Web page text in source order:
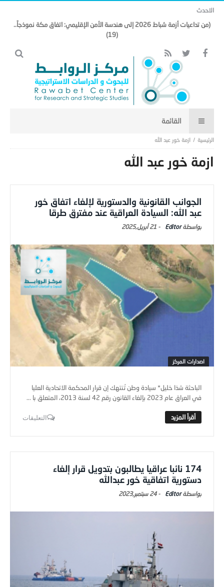
الاحدث
(من تداعيات أزمة شباط 2026 إلى هندسة الأمن الإقليمي: اتفاق مكة نموذجاً..
(19)
ازمة خور عبد الله
ازمة خور عبد الله
الجوانب القانونية والدستورية لإلغاء اتفاق خور
عبد الله: السيادة العراقية عند مفترق طرقا
Editor
- 21 أبريل,2025
اصدارات المركز
الباحثة شذا خليل* سيادة وطن تُنتهك إن قرار المحكمة الاتحادية العليا
في العراق عام 2023 بإلغاء القانون رقم 42 لسنة 2013، المتعلق با ...
التعليقات
174 نائبا عراقيا يطالبون بتدويل قرار إلغاء
دستورية اتفاقية خور عبدالله
Editor
-24 سبتمبر,2023